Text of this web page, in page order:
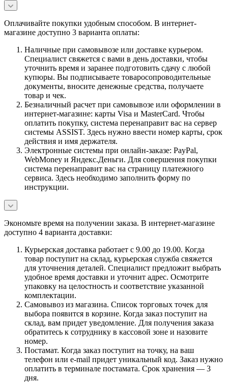
Оплачивайте покупки удобным способом. В интернет-
магазине доступно 3 варианта оплаты:
Наличные при самовывозе или доставке курьером.
Специалист свяжется с вами в день доставки, чтобы
уточнить время и заранее подготовить сдачу с любой
купюры. Вы подписываете товаросопроводительные
документы, вносите денежные средства, получаете
товар и чек.
Безналичный расчет при самовывозе или оформлении в
интернет-магазине: карты Visa и MasterCard. Чтобы
оплатить покупку, система перенаправит вас на сервер
системы ASSIST. Здесь нужно ввести номер карты, срок
действия и имя держателя.
Электронные системы при онлайн-заказе: PayPal,
WebMoney и Яндекс.Деньги. Для совершения покупки
система перенаправит вас на страницу платежного
сервиса. Здесь необходимо заполнить форму по
инструкции.
Экономьте время на получении заказа. В интернет-магазине
доступно 4 варианта доставки:
Курьерская доставка работает с 9.00 до 19.00. Когда
товар поступит на склад, курьерская служба свяжется
для уточнения деталей. Специалист предложит выбрать
удобное время доставки и уточнит адрес. Осмотрите
упаковку на целостность и соответствие указанной
комплектации.
Самовывоз из магазина. Список торговых точек для
выбора появится в корзине. Когда заказ поступит на
склад, вам придет уведомление. Для получения заказа
обратитесь к сотруднику в кассовой зоне и назовите
номер.
Постамат. Когда заказ поступит на точку, на ваш
телефон или e-mail придет уникальный код. Заказ нужно
оплатить в терминале постамата. Срок хранения — 3
дня.